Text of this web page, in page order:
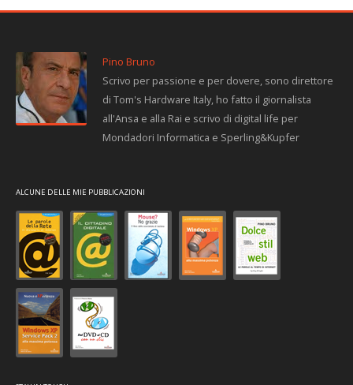
Pino Bruno
Scrivo per passione e per dovere, sono direttore
di Tom's Hardware Italy, ho fatto il giornalista
all'Ansa e alla Rai e scrivo di digital life per
Mondadori Informatica e Sperling&Kupfer
ALCUNE DELLE MIE PUBBLICAZIONI